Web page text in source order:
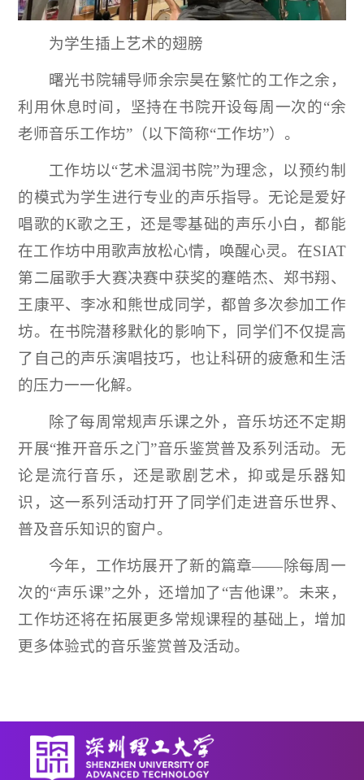
为学生插上艺术的翅膀
曙光书院辅导师余宗昊在繁忙的工作之余，
利用休息时间，坚持在书院开设每周一次的“余
老师音乐工作坊”（以下简称“工作坊”）。
工作坊以“艺术温润书院”为理念，以预约制
的模式为学生进行专业的声乐指导。无论是爱好
唱歌的K歌之王，还是零基础的声乐小白，都能
在工作坊中用歌声放松心情，唤醒心灵。在SIAT
第二届歌手大赛决赛中获奖的蹇皓杰、郑书翔、
王康平、李冰和熊世成同学，都曾多次参加工作
坊。在书院潜移默化的影响下，同学们不仅提高
了自己的声乐演唱技巧，也让科研的疲惫和生活
的压力一一化解。
除了每周常规声乐课之外，音乐坊还不定期
开展“推开音乐之门”音乐鉴赏普及系列活动。无
论是流行音乐，还是歌剧艺术，抑或是乐器知
识，这一系列活动打开了同学们走进音乐世界、
普及音乐知识的窗户。
今年，工作坊展开了新的篇章——除每周一
次的“声乐课”之外，还增加了“吉他课”。未来，
工作坊还将在拓展更多常规课程的基础上，增加
更多体验式的音乐鉴赏普及活动。